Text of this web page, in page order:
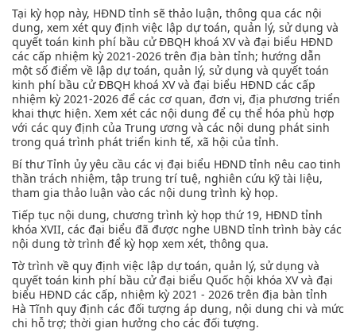
Tại kỳ họp này, HĐND tỉnh sẽ thảo luận, thông qua các nội
dung, xem xét quy định việc lập dự toán, quản lý, sử dụng và
quyết toán kinh phí bầu cử ĐBQH khoá XV và đại biểu HĐND
các cấp nhiệm kỳ 2021-2026 trên địa bàn tỉnh; hướng dẫn
một số điểm về lập dự toán, quản lý, sử dụng và quyết toán
kinh phí bầu cử ĐBQH khoá XV và đại biểu HĐND các cấp
nhiệm kỳ 2021-2026 để các cơ quan, đơn vị, địa phương triển
khai thực hiện. Xem xét các nội dung để cụ thể hóa phù hợp
với các quy định của Trung ương và các nội dung phát sinh
trong quá trình phát triển kinh tế, xã hội của tỉnh.
Bí thư Tỉnh ủy yêu cầu các vị đại biểu HĐND tỉnh nêu cao tinh
thần trách nhiệm, tập trung trí tuệ, nghiên cứu kỹ tài liệu,
tham gia thảo luận vào các nội dung trình kỳ họp.
Tiếp tục nội dung, chương trình kỳ họp thứ 19, HĐND tỉnh
khóa XVII, các đại biểu đã được nghe UBND tỉnh trình bày các
nội dung tờ trình để kỳ họp xem xét, thông qua.
Tờ trình về quy định việc lập dự toán, quản lý, sử dụng và
quyết toán kinh phí bầu cử đại biểu Quốc hội khóa XV và đại
biểu HĐND các cấp, nhiệm kỳ 2021 - 2026 trên địa bàn tỉnh
Hà Tĩnh quy định các đối tượng áp dụng, nội dung chi và mức
chi hỗ trợ; thời gian hưởng cho các đối tượng.